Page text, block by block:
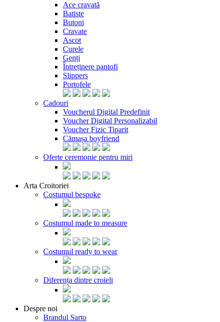
Ace cravată
Batiste
Butoni
Cravate
Ascot
Curele
Genți
Întreținere pantofi
Slippers
Portofele
Cadouri
Voucherul Digital Predefinit
Voucher Digital Personalizabil
Voucher Fizic Tiparit
Cămașa boyfriend
Oferte ceremonie pentru miri
Arta Croitoriei
Costumul bespoke
Costumul made to measure
Costumul ready to wear
Diferența dintre croieli
Despre noi
Brandul Sarto